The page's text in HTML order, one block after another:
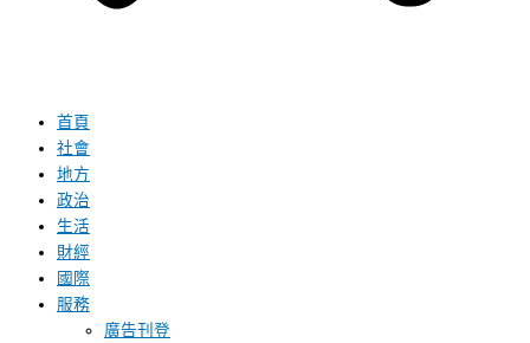
首頁
社會
地方
政治
生活
財經
國際
服務
廣告刊登